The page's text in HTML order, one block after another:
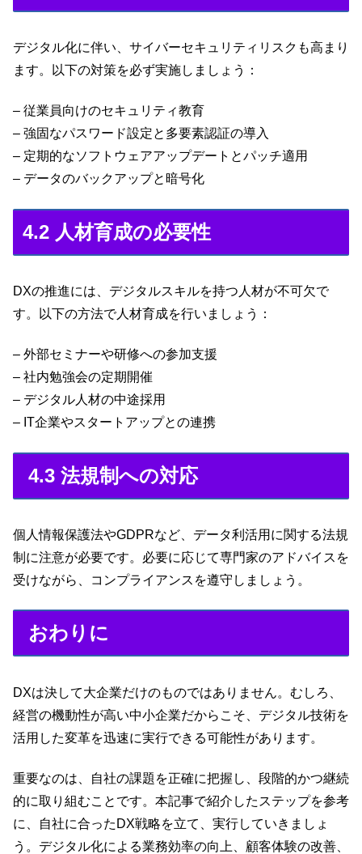
デジタル化に伴い、サイバーセキュリティリスクも高まり
ます。以下の対策を必ず実施しましょう：
– 従業員向けのセキュリティ教育
– 強固なパスワード設定と多要素認証の導入
– 定期的なソフトウェアアップデートとパッチ適用
– データのバックアップと暗号化
4.2 人材育成の必要性
DXの推進には、デジタルスキルを持つ人材が不可欠で
す。以下の方法で人材育成を行いましょう：
– 外部セミナーや研修への参加支援
– 社内勉強会の定期開催
– デジタル人材の中途採用
– IT企業やスタートアップとの連携
4.3 法規制への対応
個人情報保護法やGDPRなど、データ利活用に関する法規
制に注意が必要です。必要に応じて専門家のアドバイスを
受けながら、コンプライアンスを遵守しましょう。
おわりに
DXは決して大企業だけのものではありません。むしろ、
経営の機動性が高い中小企業だからこそ、デジタル技術を
活用した変革を迅速に実行できる可能性があります。
重要なのは、自社の課題を正確に把握し、段階的かつ継続
的に取り組むことです。本記事で紹介したステップを参考
に、自社に合ったDX戦略を立て、実行していきましょ
う。デジタル化による業務効率の向上、顧客体験の改善、